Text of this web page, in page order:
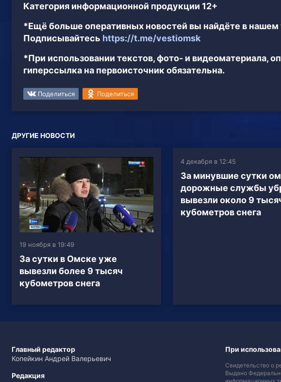
Категория информационной продукции 12+
*Ещё больше оперативных новостей вы найдёте в нашем
Подписывайтесь https://t.me/vestiomsk
*При использовании текстов, фото- и видеоматериала,
гиперссылка на первоисточник обязательна.
Поделиться Поделиться
ДРУГИЕ НОВОСТИ
19 ноября в 19:49
За сутки в Омске уже
вывезли более 9 тысяч
кубометров снега
4 декабря в 12:45
За минувшие сутки
дорожные службы
вывезли около 9
кубометров снега
Главный редактор
Копейкин Андрей Валерьевич
Редакция
При
Свидетельство о
Выдано